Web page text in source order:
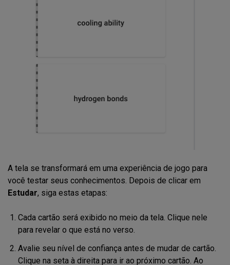
A tela se transformará em uma experiência de jogo para
você testar seus conhecimentos. Depois de clicar em
Estudar, siga estas etapas:
Cada cartão será exibido no meio da tela. Clique nele
para revelar o que está no verso.
Avalie seu nível de confiança antes de mudar de cartão.
Clique na seta à direita para ir ao próximo cartão. Ao